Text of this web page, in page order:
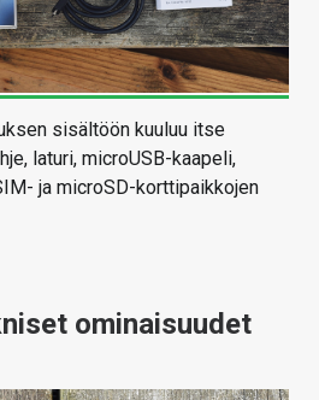
sisältöön kuuluu itse
laturi, microUSB-kaapeli,
ja microSD-korttipaikkojen
ominaisuudet